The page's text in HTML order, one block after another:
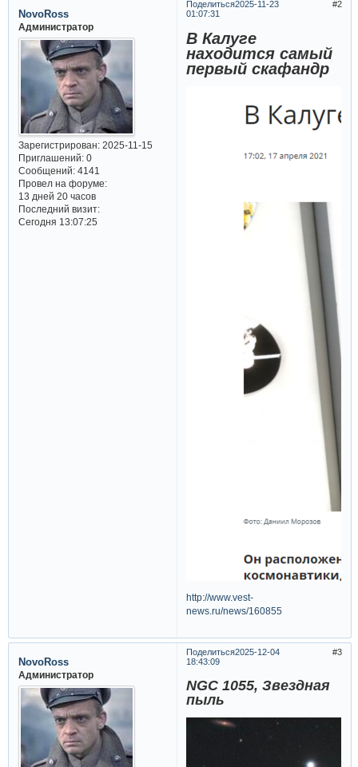
Поделиться 2
2025-11-23
01:07:31
NovoRoss
Администратор
Зарегистрирован: 2025-11-15
Приглашений:0
Сообщений:4141
Провел на форуме:
13 дней 20 часов
Последний визит:
Сегодня 13:07:25
В Калуге
находится самый
первый скафандр
http://www.vest-
news.ru/news/160855
Поделиться 3
2025-12-04
18:43:09
NovoRoss
Администратор
NGC 1055, Звездная
пыль